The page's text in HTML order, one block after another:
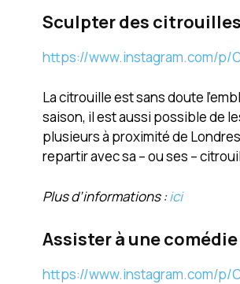
Sculpter des citrouilles
https://www.instagram.com/p/
La citrouille est sans doute
saison, il est aussi possible de
plusieurs à proximité de
repartir avec sa – ou ses –
Plus d’informations :ici
Assister à une
https://www.instagram.com/p/